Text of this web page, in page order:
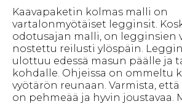
Kaavapaketin kolmas malli on
vartalonmyötäiset legginsit.
odotusajan malli, on legginsien
nostettu reilusti ylöspäin.
ulottuu edessä masun päälle ja
kohdalle. Ohjeissa on ommeltu
vyötärön reunaan. Varmista,
on pehmeää ja hyvin joustavaa.